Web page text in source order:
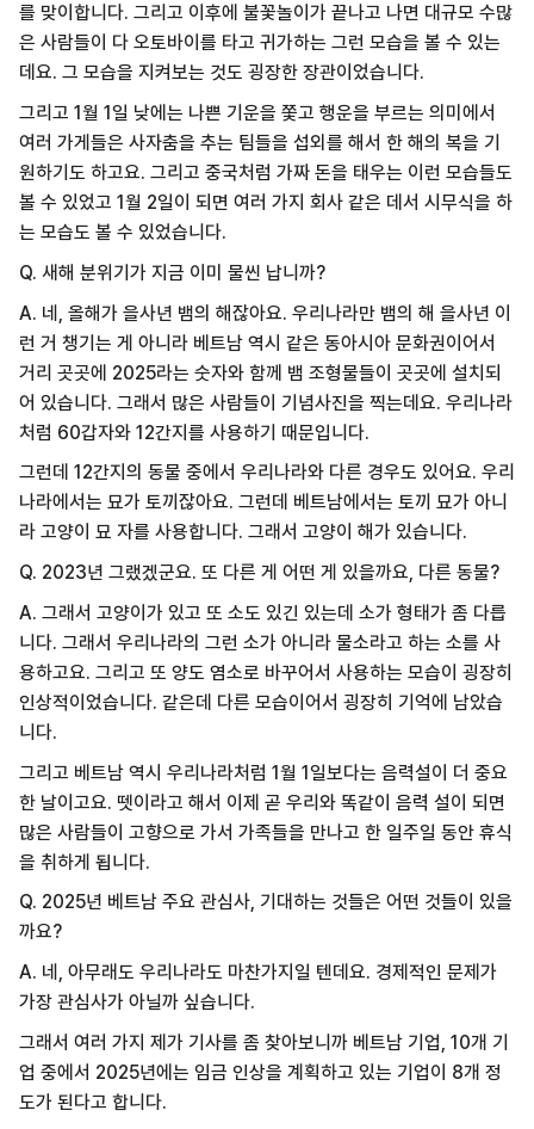
를 맞이합니다. 그리고 이후에 불꽃놀이가 끝나고 나면 대규모 수많
은 사람들이 다 오토바이를 타고 귀가하는 그런 모습을 볼 수 있는
데요. 그 모습을 지켜보는 것도 굉장한 장관이었습니다.
그리고 1월 1일 낮에는 나쁜 기운을 쫓고 행운을 부르는 의미에서
여러 가게들은 사자춤을 추는 팀들을 섭외를 해서 한 해의 복을 기
원하기도 하고요. 그리고 중국처럼 가짜 돈을 태우는 이런 모습들도
볼 수 있었고 1월 2일이 되면 여러 가지 회사 같은 데서 시무식을 하
는 모습도 볼 수 있었습니다.
Q. 새해 분위기가 지금 이미 물씬 납니까?
A. 네, 올해가 을사년 뱀의 해잖아요. 우리나라만 뱀의 해 을사년 이
런 거 챙기는 게 아니라 베트남 역시 같은 동아시아 문화권이어서
거리 곳곳에 2025라는 숫자와 함께 뱀 조형물들이 곳곳에 설치되
어 있습니다. 그래서 많은 사람들이 기념사진을 찍는데요. 우리나라
처럼 60갑자와 12간지를 사용하기 때문입니다.
그런데 12간지의 동물 중에서 우리나라와 다른 경우도 있어요. 우리
나라에서는 묘가 토끼잖아요. 그런데 베트남에서는 토끼 묘가 아니
라 고양이 묘 자를 사용합니다. 그래서 고양이 해가 있습니다.
Q. 2023년 그랬겠군요. 또 다른 게 어떤 게 있을까요, 다른 동물?
A. 그래서 고양이가 있고 또 소도 있긴 있는데 소가 형태가 좀 다릅
니다. 그래서 우리나라의 그런 소가 아니라 물소라고 하는 소를 사
용하고요. 그리고 또 양도 염소로 바꾸어서 사용하는 모습이 굉장히
인상적이었습니다. 같은데 다른 모습이어서 굉장히 기억에 남았습
니다.
그리고 베트남 역시 우리나라처럼 1월 1일보다는 음력설이 더 중요
한 날이고요. 뗏이라고 해서 이제 곧 우리와 똑같이 음력 설이 되면
많은 사람들이 고향으로 가서 가족들을 만나고 한 일주일 동안 휴식
을 취하게 됩니다.
Q. 2025년 베트남 주요 관심사, 기대하는 것들은 어떤 것들이 있을
까요?
A. 네, 아무래도 우리나라도 마찬가지일 텐데요. 경제적인 문제가
가장 관심사가 아닐까 싶습니다.
그래서 여러 가지 제가 기사를 좀 찾아보니까 베트남 기업, 10개 기
업 중에서 2025년에는 임금 인상을 계획하고 있는 기업이 8개 정
도가 된다고 합니다.